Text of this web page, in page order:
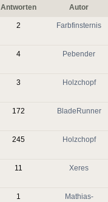
Antworten Autor
2 Farbfinsternis
4 Pebender
3 Holzchopf
172 BladeRunner
245 Holzchopf
11 Xeres
1
Mathias-